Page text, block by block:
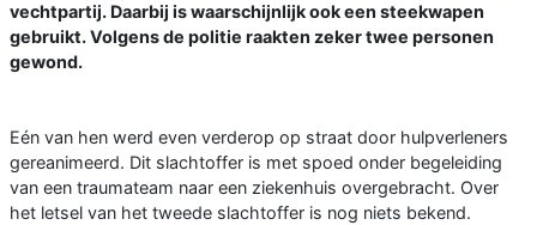
vechtpartij. Daarbij is waarschijnlijk ook een steekwapen
gebruikt. Volgens de politie raakten zeker twee personen
gewond.
Eén van hen werd even verderop op straat door hulpverleners
gereanimeerd. Dit slachtoffer is met spoed onder begeleiding
van een traumateam naar een ziekenhuis overgebracht. Over
het letsel van het tweede slachtoffer is nog niets bekend.